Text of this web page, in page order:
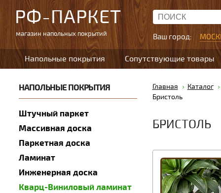
РФ-ПАРКЕТ
магазин напольных покрытий Ваш город:
Напольные покрытия Сопутствующие товары
НАПОЛЬНЫЕ ПОКРЫТИЯ
Штучный паркет
Массивная доска
Паркетная доска
Ламинат
Инженерная доска
Кварц-Виниловый ламинат
Главная
Каталог
Бристоль
БРИСТОЛЬ